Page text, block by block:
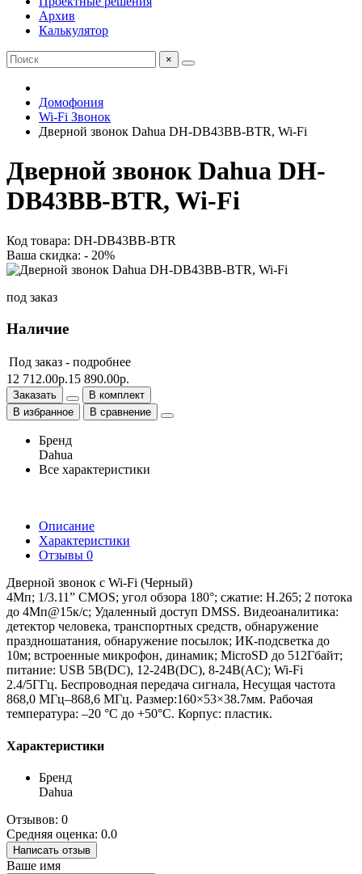
Архив
Калькулятор
×
Домофония
Wi-Fi Звонок
Дверной звонок Dahua DH-DB43BB-BTR, Wi-Fi
Дверной звонок Dahua DH-
DB43BB-BTR, Wi-Fi
Код товара: DH-DB43BB-BTR
Ваша скидка: - 20%
под заказ
Наличие
Под заказ - подробнее
12 712.00р.15 890.00р.
Заказать
В комплект
В избранное
В сравнение
Бренд
Dahua
Все характеристики
Описание
Характеристики
Отзывы 0
Дверной звонок с Wi-Fi (Черный)
4Мп; 1/3.11” CMOS; угол обзора 180°; сжатие: H.265; 2 потока
до 4Мп@15к/с; Удаленный доступ DMSS. Видеоаналитика:
детектор человека, транспортных средств, обнаружение
праздношатания, обнаружение посылок; ИК-подсветка до
10м; встроенные микрофон, динамик; MicroSD до 512Гбайт;
питание: USB 5В(DC), 12-24В(DC), 8-24В(AC); Wi-Fi
2.4/5ГГц. Беспроводная передача сигнала, Несущая частота
868,0 МГц–868,6 МГц. Размер:160×53×38.7мм. Рабочая
температура: –20 °C до +50°C. Корпус: пластик.
Характеристики
Бренд
Dahua
Отзывов: 0
Средняя оценка: 0.0
Написать отзыв
Ваше имя